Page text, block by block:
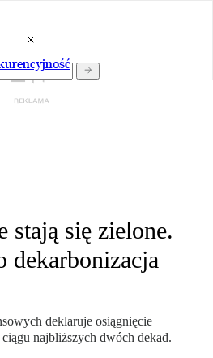
stają się zielone.
dekarbonizacja
deklaruje osiągnięcie
najbliższych dwóch dekad.